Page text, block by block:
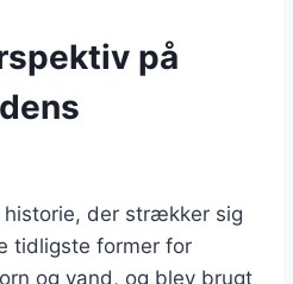
på
der strækker sig
tidligste former for
og vand, og blev brugt